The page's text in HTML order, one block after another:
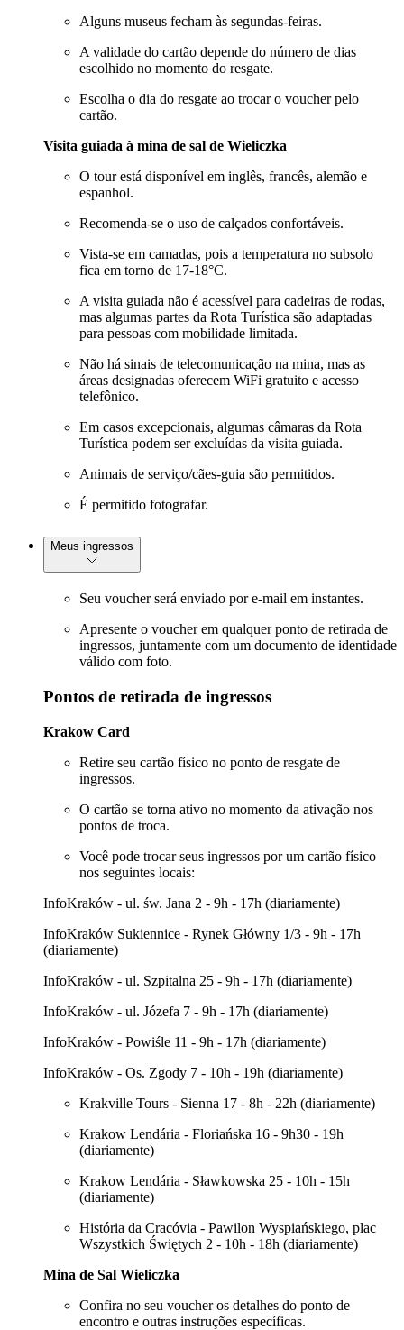
Alguns museus fecham às segundas-feiras.
A validade do cartão depende do número de dias
escolhido no momento do resgate.
Escolha o dia do resgate ao trocar o voucher pelo
cartão.
Visita guiada à mina de sal de Wieliczka
O tour está disponível em inglês, francês, alemão e
espanhol.
Recomenda-se o uso de calçados confortáveis.
Vista-se em camadas, pois a temperatura no subsolo
fica em torno de 17-18°C.
A visita guiada não é acessível para cadeiras de rodas,
mas algumas partes da Rota Turística são adaptadas
para pessoas com mobilidade limitada.
Não há sinais de telecomunicação na mina, mas as
áreas designadas oferecem WiFi gratuito e acesso
telefônico.
Em casos excepcionais, algumas câmaras da Rota
Turística podem ser excluídas da visita guiada.
Animais de serviço/cães-guia são permitidos.
É permitido fotografar.
Meus ingressos
Seu voucher será enviado por e-mail em instantes.
Apresente o voucher em qualquer ponto de retirada de
ingressos, juntamente com um documento de identidade
válido com foto.
Pontos de retirada de ingressos
Krakow Card
Retire seu cartão físico no ponto de resgate de
ingressos.
O cartão se torna ativo no momento da ativação nos
pontos de troca.
Você pode trocar seus ingressos por um cartão físico
nos seguintes locais:
InfoKraków - ul. św. Jana 2 - 9h - 17h (diariamente)
InfoKraków Sukiennice - Rynek Główny 1/3 - 9h - 17h
(diariamente)
InfoKraków - ul. Szpitalna 25 - 9h - 17h (diariamente)
InfoKraków - ul. Józefa 7 - 9h - 17h (diariamente)
InfoKraków - Powiśle 11 - 9h - 17h (diariamente)
InfoKraków - Os. Zgody 7 - 10h - 19h (diariamente)
Krakville Tours - Sienna 17 - 8h - 22h (diariamente)
Krakow Lendária - Floriańska 16 - 9h30 - 19h
(diariamente)
Krakow Lendária - Sławkowska 25 - 10h - 15h
(diariamente)
História da Cracóvia - Pawilon Wyspiańskiego, plac
Wszystkich Świętych 2 - 10h - 18h (diariamente)
Mina de Sal Wieliczka
Confira no seu voucher os detalhes do ponto de
encontro e outras instruções específicas.